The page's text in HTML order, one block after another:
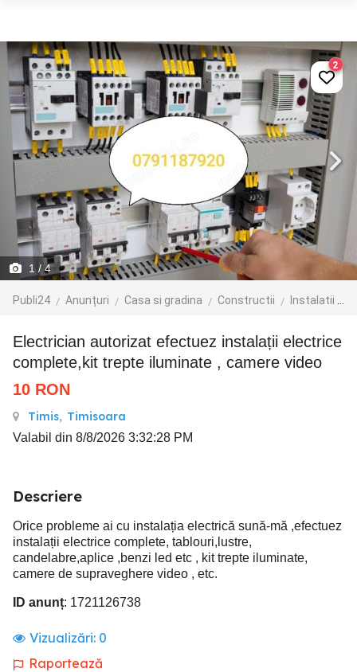
1 / 4
Publi24 Anunțuri Casa si gradina Constructii Instalatii electrice
2
Electrician autorizat efectuez instalații electrice
complete,kit trepte iluminate , camere video
10 RON
Timis, Timisoara
Valabil din 8/8/2026 3:32:28 PM
Descriere
Orice probleme ai cu instalația electrică sună-mă ,efectuez
instalații electrice complete, tablouri,lustre,
candelabre,aplice ,benzi led etc , kit trepte iluminate,
camere de supraveghere video , etc.
ID anunț: 1721126738
Vizualizări: 0
Raportează